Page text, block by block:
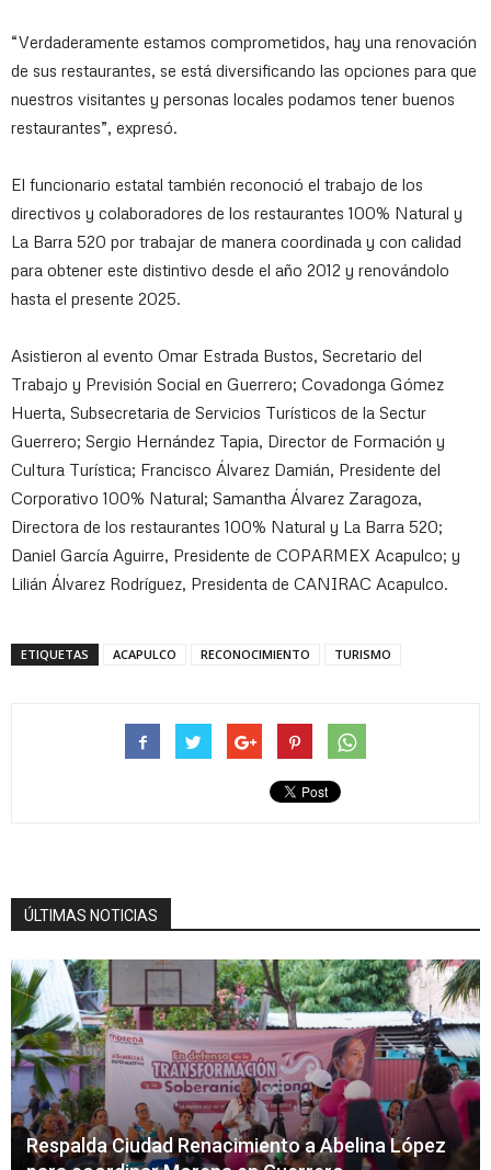
“Verdaderamente estamos comprometidos, hay una renovación
de sus restaurantes, se está diversificando las opciones para que
nuestros visitantes y personas locales podamos tener buenos
restaurantes”, expresó.
El funcionario estatal también reconoció el trabajo de los
directivos y colaboradores de los restaurantes 100% Natural y
La Barra 520 por trabajar de manera coordinada y con calidad
para obtener este distintivo desde el año 2012 y renovándolo
hasta el presente 2025.
Asistieron al evento Omar Estrada Bustos, Secretario del
Trabajo y Previsión Social en Guerrero; Covadonga Gómez
Huerta, Subsecretaria de Servicios Turísticos de la Sectur
Guerrero; Sergio Hernández Tapia, Director de Formación y
Cultura Turística; Francisco Álvarez Damián, Presidente del
Corporativo 100% Natural; Samantha Álvarez Zaragoza,
Directora de los restaurantes 100% Natural y La Barra 520;
Daniel García Aguirre, Presidente de COPARMEX Acapulco; y
Lilián Álvarez Rodríguez, Presidenta de CANIRAC Acapulco.
ETIQUETAS ACAPULCO RECONOCIMIENTO TURISMO
ÚLTIMAS NOTICIAS
Respalda Ciudad Renacimiento a Abelina López